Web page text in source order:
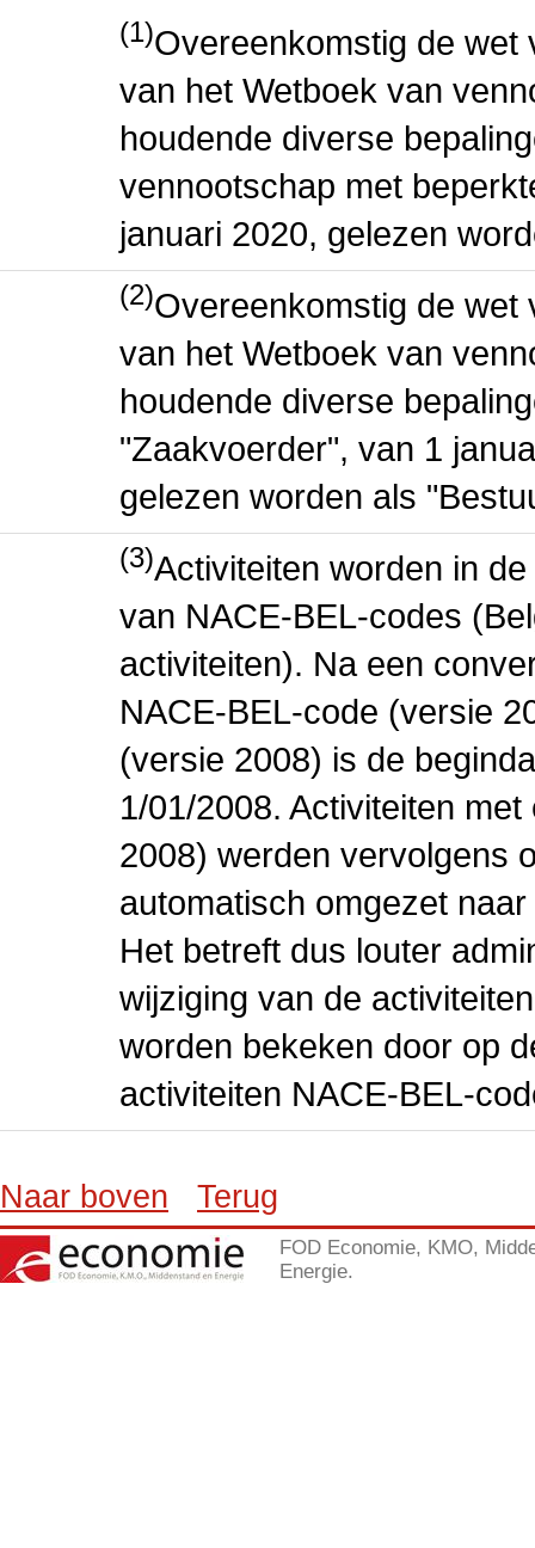
(1)Overeenkomstig de wet
van het Wetboek van
houdende diverse
vennootschap met
januari 2020, gelezen
(2)Overeenkomstig de wet
van het Wetboek van
houdende diverse
"Zaakvoerder", van 1
gelezen worden als
(3)Activiteiten worden in
van NACE-BEL-codes
activiteiten). Na een
NACE-BEL-code (versie
(versie 2008) is de
1/01/2008. Activiteiten
2008) werden vervolgens
automatisch omgezet
Het betreft dus louter
wijziging van de
worden bekeken door op
activiteiten NACE-BEL-
Naar boven Terug
FOD Economie, KMO,
Energie.